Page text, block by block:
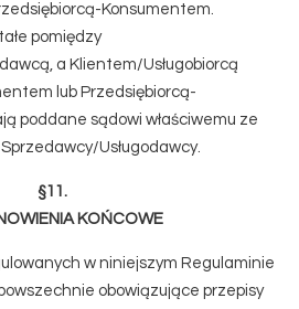
Konsumentem.
pomiędzy
a Klientem/Usługobiorcą
lub Przedsiębiorcą-
poddane sądowi właściwemu ze
Usługodawcy.
§11.
KOŃCOWE
w niniejszym Regulaminie
obowiązujące przepisy